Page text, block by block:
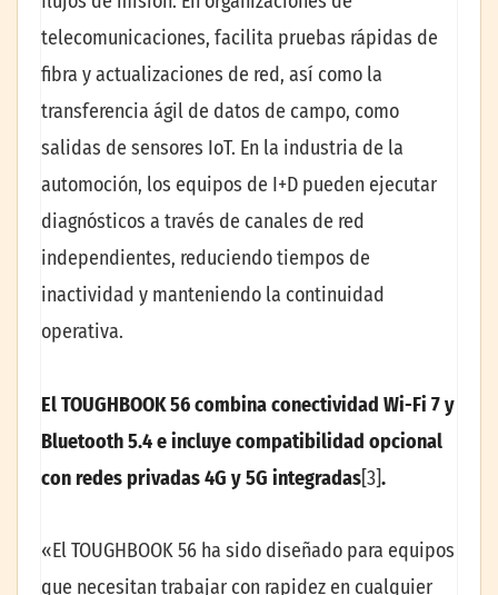
telecomunicaciones, facilita pruebas rápidas de
fibra y actualizaciones de red, así como la
transferencia ágil de datos de campo, como
salidas de sensores IoT. En la industria de la
automoción, los equipos de I+D pueden ejecutar
diagnósticos a través de canales de red
independientes, reduciendo tiempos de
inactividad y manteniendo la continuidad
operativa.
El TOUGHBOOK 56 combina conectividad Wi-Fi 7 y
Bluetooth 5.4 e incluye compatibilidad opcional
con redes privadas 4G y 5G integradas[3].
«El TOUGHBOOK 56 ha sido diseñado para equipos
que necesitan trabajar con rapidez en cualquier